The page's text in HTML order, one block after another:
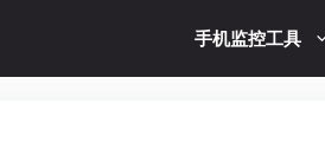
手机监控工具